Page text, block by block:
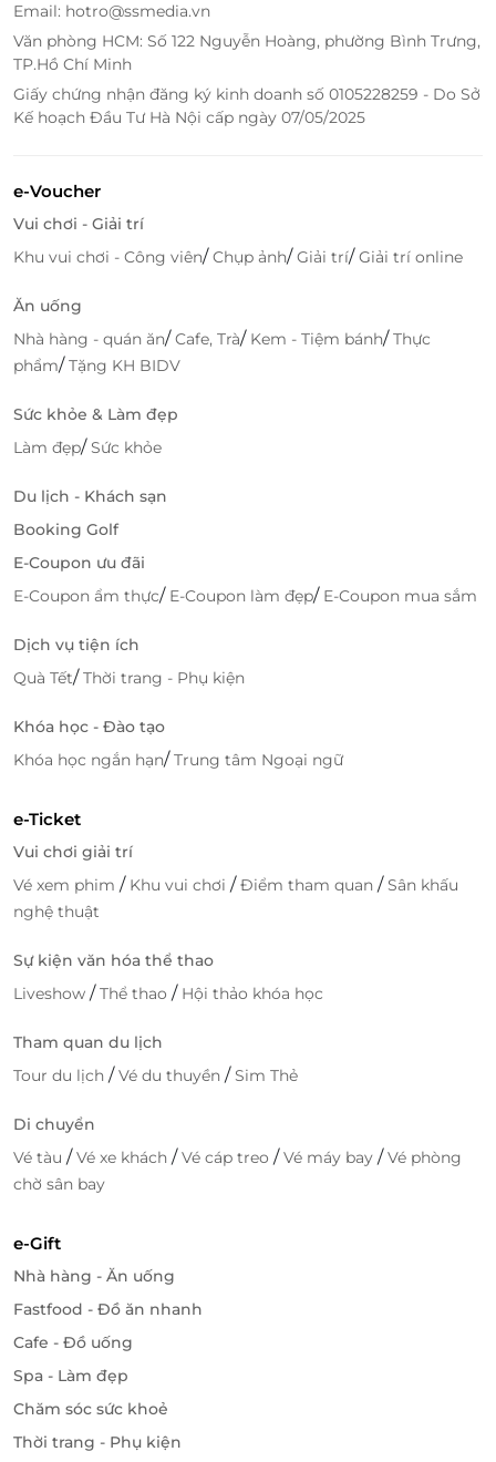
tinh tế
Lưu trú tại Ana Mandara Suite, du khách được phục
vụ bữa sáng buffet phong phú tại nhà hàng Le Petit
Dalat - nơi tinh hoa ẩm thực Pháp - Á hòa quyện
trong không gian biệt thự sang trọng. Buổi chiều,
yên tĩnh, lãng mạn, ngập tràn nét hoài niệm.
giữa khí trời se lạnh Đà Lạt.
Spa La Cochinchine - chăm sóc cơ thể với liệu
Phòng gym hiện đại, giúp duy trì lối sống năng
động ngay trong kỳ nghỉ.
Trải nghiệm dịch vụ cùng LifeLink
LifeLink là nền tảng đặt dịch vụ nghỉ dưỡng đáng tin
sạn 5 sao với mức giá ưu đãi hấp dẫn. Thao tác nhanh
chóng, an toàn và đa dạng lựa chọn giúp mỗi
chuyến đi của bạn thêm trọn vẹn, tiết kiệm.
Tại sao nên đặt qua LifeLink?
cao cấp, cập nhật liên tục theo mùa.
Giá tốt hơn so với đặt trực tiếp, tích hợp thêm ưu
đãi nội bộ.
Xác nhận nhanh chóng qua e-voucher, sử dụng
Hỗ trợ xử lý nhanh khi cần đổi lịch hoặc phát
sinh sự cố.
Nội dung thông tin minh bạch theo chuẩn đối
tác, dễ kiểm tra và tin cậy.
Đặt chỗ ngay - ưu đãi có hạn!
Số lượng phòng Ana Mandara Suite ưu đãi trong
chương trình có giới hạn. Hãy nhanh tay đặt phòng
Email: hotro@ssmedia.vn
Văn phòng HCM: Số 122 Nguyễn Hoàng, phường Bình Trưng,
TP.Hồ Chí Minh
Giấy chứng nhận đăng ký kinh doanh số 0105228259 - Do Sở
Kế hoạch Đầu Tư Hà Nội cấp ngày 07/05/2025
e-Voucher
Vui chơi - Giải trí
Khu vui chơi - Công viên/Chụp ảnh/Giải trí/Giải trí online
Ăn uống
Nhà hàng - quán ăn/Cafe, Trà/ Kem - Tiệm bánh/Thực
phẩm/Tặng KH BIDV
Sức khỏe & Làm đẹp
Làm đẹp/Sức khỏe
Du lịch - Khách sạn
Booking Golf
E-Coupon ưu đãi
E-Coupon ẩm thực/ E-Coupon làm đẹp/ E-Coupon mua sắm
Dịch vụ tiện ích
Quà Tết/Thời trang - Phụ kiện
Khóa học - Đào tạo
Khóa học ngắn hạn/Trung tâm Ngoại ngữ
e-Ticket
Vui chơi giải trí
Vé xem phim / Khu vui chơi /Điểm tham quan /Sân khấu
nghệ thuật
Sự kiện văn hóa thể thao
Liveshow /Thể thao / Hội thảo khóa học
Tham quan du lịch
Tour du lịch /Vé du thuyền /Sim Thẻ
Di chuyển
Vé tàu /Vé xe khách /Vé cáp treo /Vé máy bay /Vé phòng
chờ sân bay
e-Gift
Nhà hàng - Ăn uống
Fastfood - Đồ ăn nhanh
Cafe - Đồ uống
Spa - Làm đẹp
Chăm sóc sức khoẻ
Thời trang - Phụ kiện